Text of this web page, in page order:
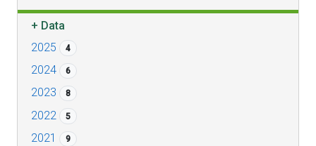
+ Data
2025
4
2024 6
2023 8
2022 5
2021 9